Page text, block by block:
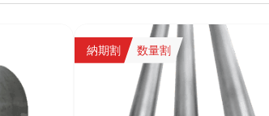
納期割 数量割